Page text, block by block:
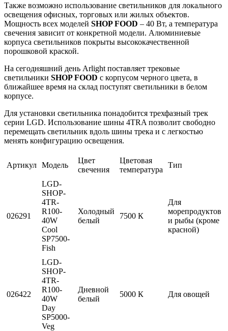
Также возможно использование светильников для локального
освещения офисных, торговых или жилых объектов.
Мощность всех моделей SHOP FOOD – 40 Вт, а температура
свечения зависит от конкретной модели. Алюминиевые
корпуса светильников покрыты высококачественной
порошковой краской.
На сегодняшний день Arlight поставляет трековые
светильники SHOP FOOD с корпусом черного цвета, в
ближайшее время на склад поступят светильники в белом
корпусе.
Для установки светильника понадобится трехфазный трек
серии LGD. Использование шины 4TRA позволит свободно
перемещать светильник вдоль шины трека и с легкостью
менять конфигурацию освещения.
Артикул Модель
Цвет
свечения
Цветовая
температура
Тип
026291
LGD-
SHOP-
4TR-
R100-
40W
Cool
SP7500-
Fish
Холодный
белый
7500 К
Для
морепродуктов
и рыбы (кроме
красной)
026422
LGD-
SHOP-
4TR-
R100-
40W
Day
SP5000-
Veg
Дневной
белый
5000 К Для овощей